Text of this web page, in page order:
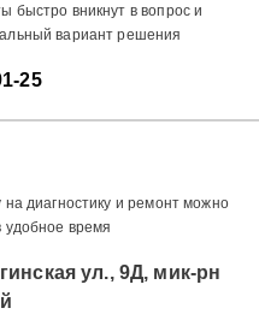
быстро вникнут в вопрос и
вариант решения
25
на диагностику и ремонт можно
удобное время
ул., 9Д, мик-рн